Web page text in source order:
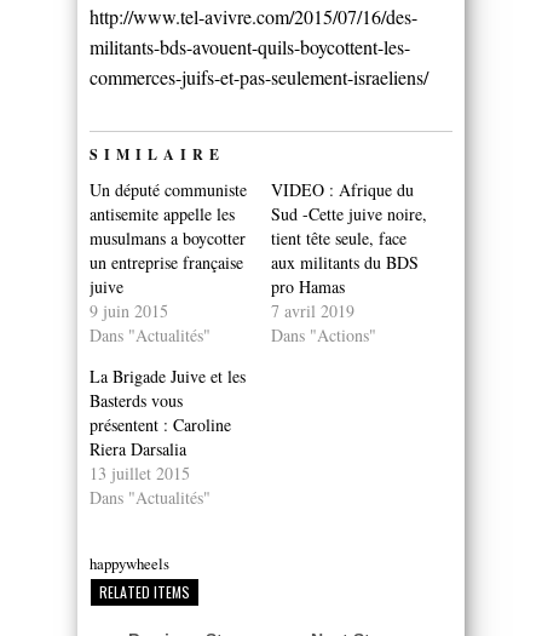
http://www.tel-avivre.com/2015/07/16/des-
militants-bds-avouent-quils-boycottent-les-
commerces-juifs-et-pas-seulement-israeliens/
SIMILAIRE
Un député communiste
antisemite appelle les
musulmans a boycotter
un entreprise française
juive
9 juin 2015
Dans "Actualités"
VIDEO : Afrique du
Sud -Cette juive noire,
tient tête seule, face
aux militants du BDS
pro Hamas
7 avril 2019
Dans "Actions"
La Brigade Juive et les
Basterds vous
présentent : Caroline
Riera Darsalia
13 juillet 2015
Dans "Actualités"
happywheels
RELATED ITEMS